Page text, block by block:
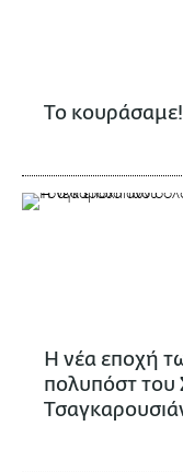
Το κουράσαμε!
Η νέα εποχή
πολυπόστ του